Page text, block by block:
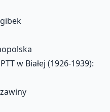
w Białej (1926-1939):